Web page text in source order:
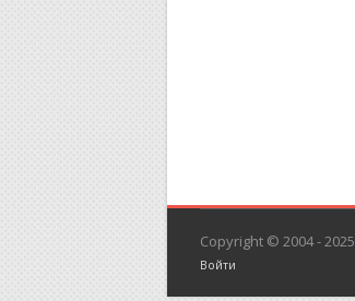
Copyright © 2004 - 2025
Войти